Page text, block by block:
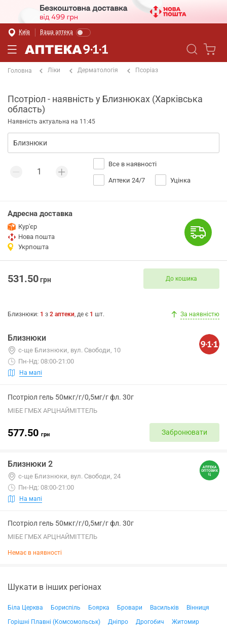
Київ Ваша аптека
Головна Ліки Дерматологія Псоріаз
Псотріол - наявність у Близнюках (Харківська
область)
Наявність актуальна на 11:45
Все в наявності
Аптеки 24/7 Уцінка
Адресна доставка
Кур'єр
Нова пошта
Укрпошта
531.50грн До кошика
Близнюки: 1 з 2 аптеки, де є 1 шт. За наявністю
Близнюки
с-ще Близнюки, вул. Свободи, 10
Пн-Нд: 08:00-21:00
На мапі
Псотріол гель 50мкг/г/0,5мг/г фл. 30г
МІБЕ ГМБХ АРЦНАЙМІТТЕЛЬ
577.50 грн Забронювати
Близнюки 2
с-ще Близнюки, вул. Свободи, 24
Пн-Нд: 08:00-21:00
На мапі
Псотріол гель 50мкг/г/0,5мг/г фл. 30г
МІБЕ ГМБХ АРЦНАЙМІТТЕЛЬ
Немає в наявності
Шукати в інших регіонах
Біла Церква Бориспіль Боярка Бровари Васильків
Вінниця
Горішні Плавні (Комсомольськ)
Дніпро Дрогобич
Житомир